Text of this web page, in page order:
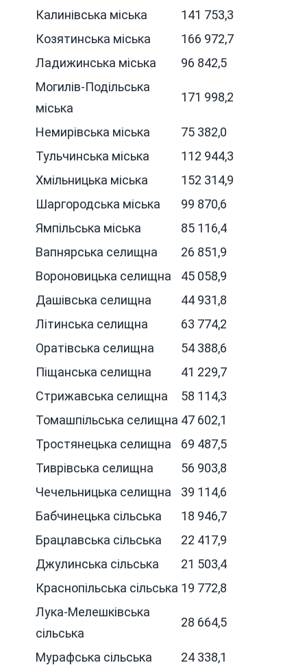
Калинівська міська
141 753,3
Козятинська міська
166 972,7
Ладижинська міська
96 842,5
Могилів-Подільська
міська
171 998,2
Немирівська міська
75 382,0
Тульчинська міська
112 944,3
Хмільницька міська
152 314,9
Шаргородська міська
99 870,6
Ямпільська міська
85 116,4
Вапнярська селищна
26 851,9
Вороновицька селищна
45 058,9
Дашівська селищна
44 931,8
Літинська селищна
63 774,2
Оратівська селищна
54 388,6
Піщанська селищна
41 229,7
Стрижавська селищна
58 114,3
Томашпільська селищна 47 602,1
Тростянецька селищна
69 487,5
Тиврівська селищна
56 903,8
Чечельницька селищна
39 114,6
Бабчинецька сільська
18 946,7
Брацлавська сільська
22 417,9
Джулинська сільська
21 503,4
Краснопільська сільська 19 772,8
Лука-Мелешківська
сільська
28 664,5
Мурафська сільська
24 338,1